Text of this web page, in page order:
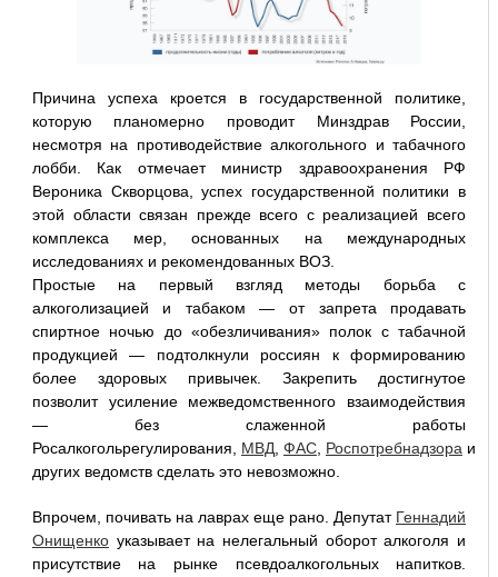
Причина успеха кроется в государственной политике,
которую планомерно проводит Минздрав России,
несмотря на противодействие алкогольного и табачного
лобби. Как отмечает министр здравоохранения РФ
Вероника Скворцова, успех государственной политики в
этой области связан прежде всего с реализацией всего
комплекса мер, основанных на международных
исследованиях и рекомендованных ВОЗ.
Простые на первый взгляд методы борьба с
алкоголизацией и табаком — от запрета продавать
спиртное ночью до «обезличивания» полок с табачной
продукцией — подтолкнули россиян к формированию
более здоровых привычек. Закрепить достигнутое
позволит усиление межведомственного взаимодействия
— без слаженной работы
Росалкогольрегулирования, МВД, ФАС, Роспотребнадзора и
других ведомств сделать это невозможно.
Впрочем, почивать на лаврах еще рано. Депутат Геннадий
Онищенкоуказывает на нелегальный оборот алкоголя и
присутствие на рынке псевдоалкогольных напитков.